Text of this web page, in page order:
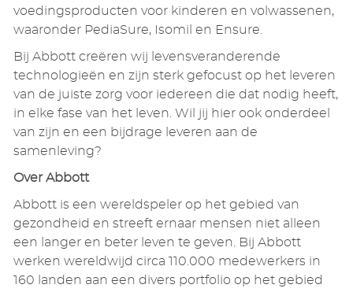
voedingsproducten voor kinderen en volwassenen,
waaronder PediaSure, Isomil en Ensure.
Bij Abbott creëren wij levensveranderende
technologieën en zijn sterk gefocust op het leveren
van de juiste zorg voor iedereen die dat nodig heeft,
in elke fase van het leven. Wil jij hier ook onderdeel
van zijn en een bijdrage leveren aan de
samenleving?
Over Abbott
Abbott is een wereldspeler op het gebied van
gezondheid en streeft ernaar mensen niet alleen
een langer en beter leven te geven. Bij Abbott
werken wereldwijd circa 110.000 medewerkers in
160 landen aan een divers portfolio op het gebied